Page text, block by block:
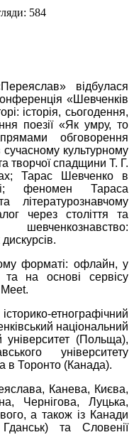
584
відбулася
«Шевченків
історія, сьогодення,
поезії «Як умру, то
обговорення
культурному
творчої спадщини Т. Г.
Тарас Шевченко в
феномен Тараса
літературознавчому
через століття та
форматі: офлайн, у
на основі сервісу
етнографічний
національний
університет (Польща),
університету
в Торонто (Канада).
Канева, Києва,
Чернігова, Луцька,
а також із Канади
та Словенії